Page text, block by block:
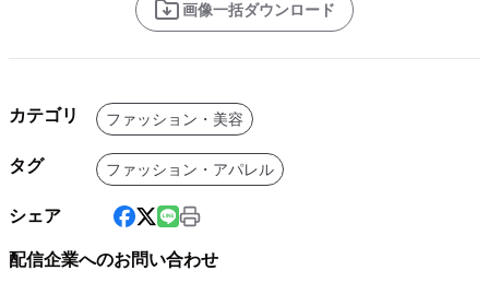
画像一括ダウンロード
カテゴリ ファッション・美容
タグ ファッション・アパレル
シェア
配信企業へのお問い合わせ